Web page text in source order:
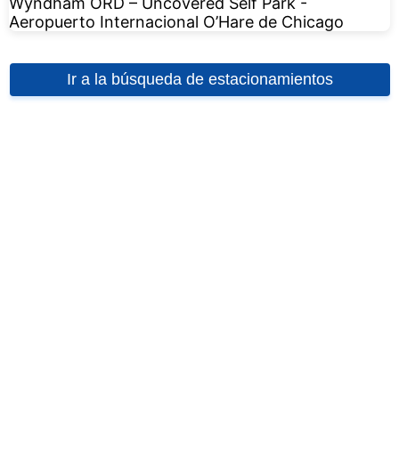
Ir a la búsqueda de estacionamientos